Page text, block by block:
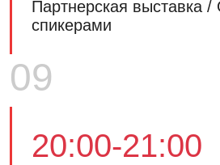
Партнерская выставка
спикерами
20:00-21:00
09